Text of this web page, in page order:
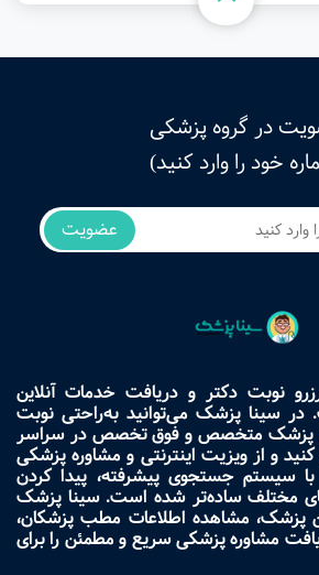
در گروه پزشکی
خود را وارد کنید)
عضویت
نوبت دکتر و دریافت خدمات آنلاین
سینا پزشک می‌توانید به‌راحتی نوبت
پزشک متخصص و فوق تخصص در سراسر
و از ویزیت اینترنتی و مشاوره پزشکی
با سیستم جستجوی پیشرفته، پیدا کردن
مختلف ساده‌تر شده است. سینا پزشک
پزشک، مشاهده اطلاعات مطب پزشکان،
مشاوره پزشکی سریع و مطمئن را برای